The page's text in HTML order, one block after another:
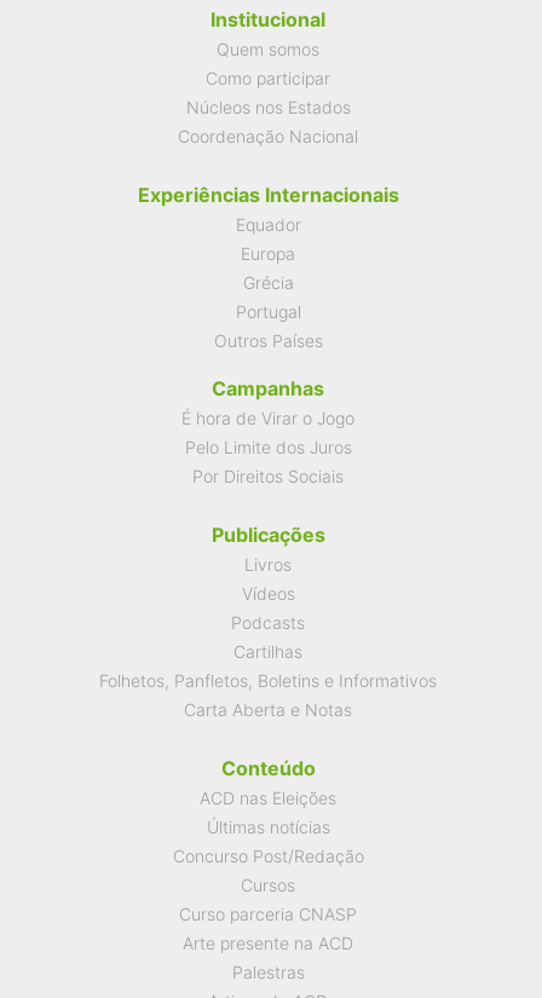
Institucional
Quem somos
Como participar
Núcleos nos Estados
Coordenação Nacional
Experiências Internacionais
Equador
Europa
Grécia
Portugal
Outros Países
Campanhas
É hora de Virar o Jogo
Pelo Limite dos Juros
Por Direitos Sociais
Publicações
Livros
Vídeos
Podcasts
Cartilhas
Folhetos, Panfletos, Boletins e Informativos
Carta Aberta e Notas
Conteúdo
ACD nas Eleições
Últimas notícias
Concurso Post/Redação
Cursos
Curso parceria CNASP
Arte presente na ACD
Palestras